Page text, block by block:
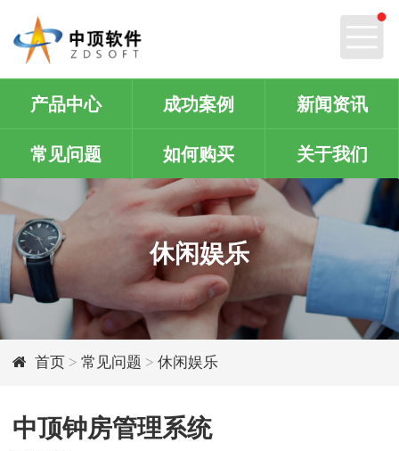
产品中心 成功案例 新闻资讯
常见问题 如何购买 关于我们
休闲娱乐
首页 > 常见问题 > 休闲娱乐
中顶钟房管理系统